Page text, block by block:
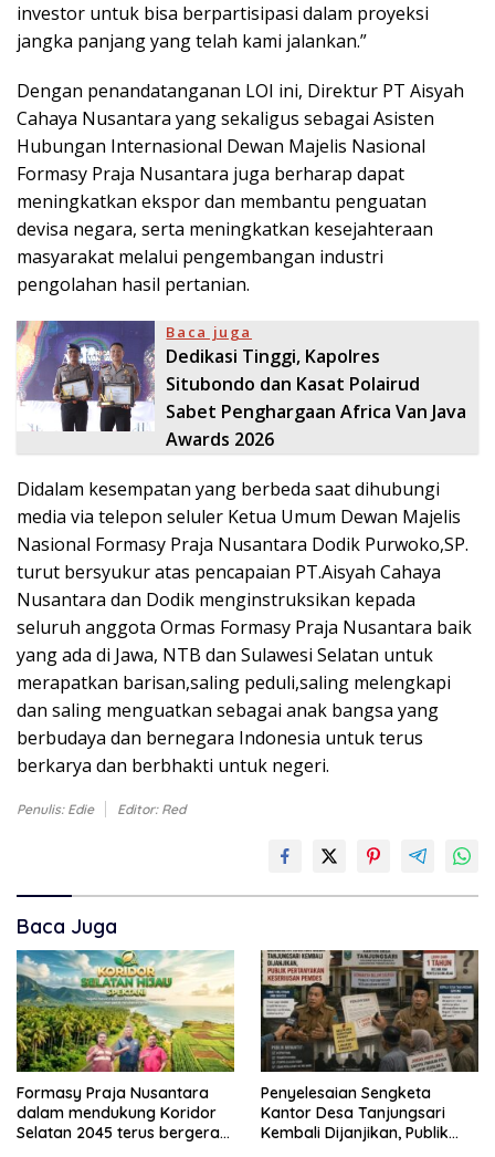
investor untuk bisa berpartisipasi dalam proyeksi
jangka panjang yang telah kami jalankan.”
Dengan penandatanganan LOI ini, Direktur PT Aisyah
Cahaya Nusantara yang sekaligus sebagai Asisten
Hubungan Internasional Dewan Majelis Nasional
Formasy Praja Nusantara juga berharap dapat
meningkatkan ekspor dan membantu penguatan
devisa negara, serta meningkatkan kesejahteraan
masyarakat melalui pengembangan industri
pengolahan hasil pertanian.
Baca juga
Dedikasi Tinggi, Kapolres
Situbondo dan Kasat Polairud
Sabet Penghargaan Africa Van Java
Awards 2026
Didalam kesempatan yang berbeda saat dihubungi
media via telepon seluler Ketua Umum Dewan Majelis
Nasional Formasy Praja Nusantara Dodik Purwoko,SP.
turut bersyukur atas pencapaian PT.Aisyah Cahaya
Nusantara dan Dodik menginstruksikan kepada
seluruh anggota Ormas Formasy Praja Nusantara baik
yang ada di Jawa, NTB dan Sulawesi Selatan untuk
merapatkan barisan,saling peduli,saling melengkapi
dan saling menguatkan sebagai anak bangsa yang
berbudaya dan bernegara Indonesia untuk terus
berkarya dan berbhakti untuk negeri.
Penulis: Edie Editor: Red
Baca Juga
Formasy Praja Nusantara
dalam mendukung Koridor
Selatan 2045 terus bergerak
Penyelesaian Sengketa
Kantor Desa Tanjungsari
Kembali Dijanjikan, Publik